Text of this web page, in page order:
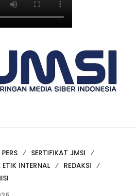
SERTIFIKAT JMSI
ETIK INTERNAL
REDAKSI